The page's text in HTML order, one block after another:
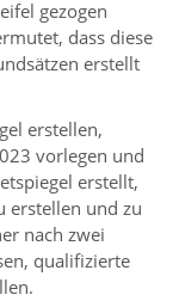
gezogen
dass diese
erstellt
erstellen,
vorlegen und
erstellt,
erstellen und zu
nach zwei
qualifizierte